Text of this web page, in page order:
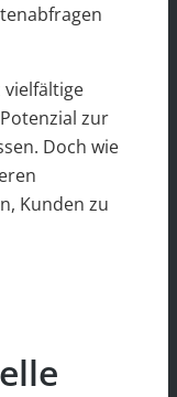
zur
Doch wie
Kunden zu